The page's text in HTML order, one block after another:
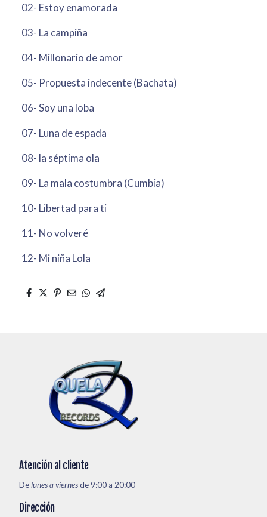
02- Estoy enamorada
03- La campiña
04- Millonario de amor
05- Propuesta indecente (Bachata)
06- Soy una loba
07- Luna de espada
08- la séptima ola
09- La mala costumbra (Cumbia)
10- Libertad para ti
11- No volveré
12- Mi niña Lola
Atención al cliente
Delunes a viernesde 9:00 a 20:00
Dirección